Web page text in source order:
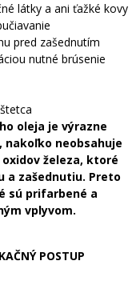
látky a ani ťažké kovy
pred zašednutím
nutné brúsenie
oleja je výrazne
nakoľko neobsahuje
železa, ktoré
a zašednutiu. Preto
sú prifarbené a
vplyvom.
POSTUP